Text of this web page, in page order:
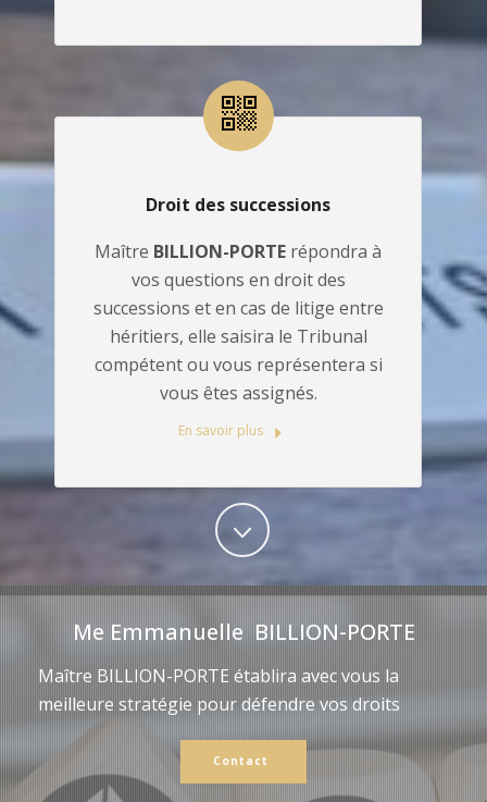
Droit des successions
Maître BILLION-PORTE répondra à
vos questions en droit des
successions et en cas de litige entre
héritiers, elle saisira le Tribunal
compétent ou vous représentera si
vous êtes assignés.
En savoir plus
Me Emmanuelle BILLION-PORTE
Maître BILLION-PORTE établira avec vous la
meilleure stratégie pour défendre vos droits
Contact